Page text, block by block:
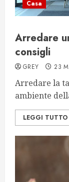
Casa
Arredare
consigli
GREY 23
Arredare la
ambiente
LEGGI TUTTO